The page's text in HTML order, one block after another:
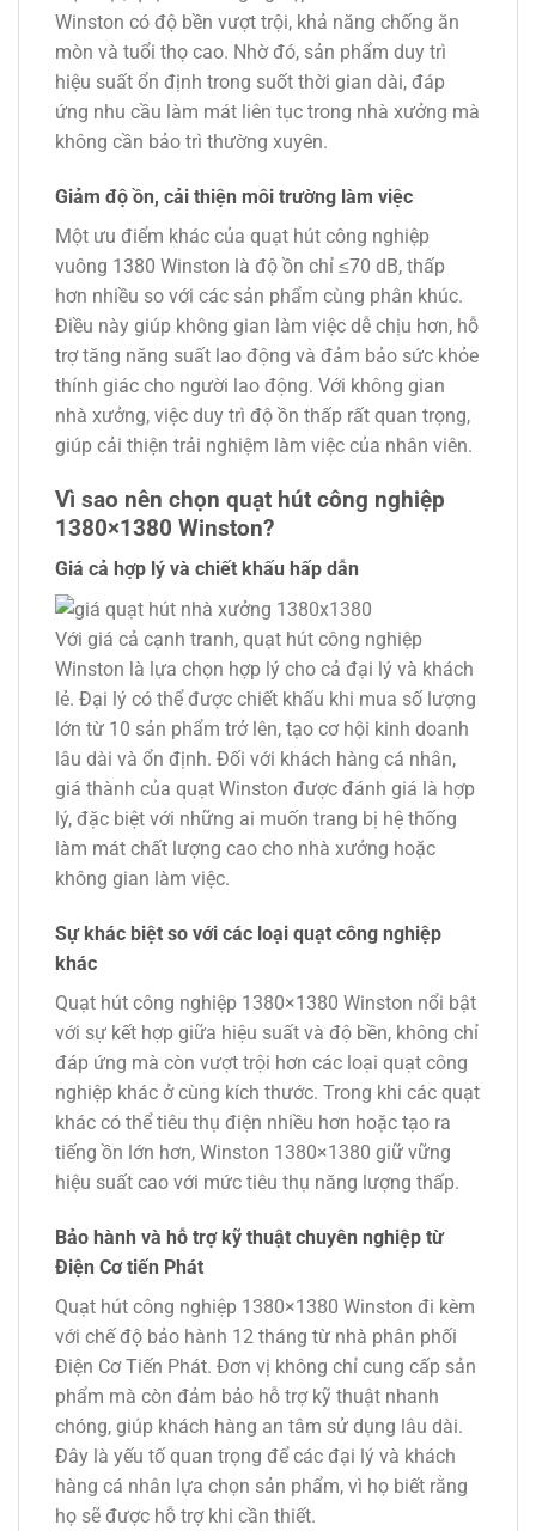
Winston có độ bền vượt trội, khả năng chống ăn
mòn và tuổi thọ cao. Nhờ đó, sản phẩm duy trì
hiệu suất ổn định trong suốt thời gian dài, đáp
ứng nhu cầu làm mát liên tục trong nhà xưởng mà
không cần bảo trì thường xuyên.
Giảm độ ồn, cải thiện môi trường làm việc
Một ưu điểm khác của quạt hút công nghiệp
vuông 1380 Winston là độ ồn chỉ ≤70 dB, thấp
hơn nhiều so với các sản phẩm cùng phân khúc.
Điều này giúp không gian làm việc dễ chịu hơn, hỗ
trợ tăng năng suất lao động và đảm bảo sức khỏe
thính giác cho người lao động. Với không gian
nhà xưởng, việc duy trì độ ồn thấp rất quan trọng,
giúp cải thiện trải nghiệm làm việc của nhân viên.
Vì sao nên chọn quạt hút công nghiệp
1380×1380 Winston?
Giá cả hợp lý và chiết khấu hấp dẫn
Với giá cả cạnh tranh, quạt hút công nghiệp
Winston là lựa chọn hợp lý cho cả đại lý và khách
lẻ. Đại lý có thể được chiết khấu khi mua số lượng
lớn từ 10 sản phẩm trở lên, tạo cơ hội kinh doanh
lâu dài và ổn định. Đối với khách hàng cá nhân,
giá thành của quạt Winston được đánh giá là hợp
lý, đặc biệt với những ai muốn trang bị hệ thống
làm mát chất lượng cao cho nhà xưởng hoặc
không gian làm việc.
Sự khác biệt so với các loại quạt công nghiệp
khác
Quạt hút công nghiệp 1380×1380 Winston nổi bật
với sự kết hợp giữa hiệu suất và độ bền, không chỉ
đáp ứng mà còn vượt trội hơn các loại quạt công
nghiệp khác ở cùng kích thước. Trong khi các quạt
khác có thể tiêu thụ điện nhiều hơn hoặc tạo ra
tiếng ồn lớn hơn, Winston 1380×1380 giữ vững
hiệu suất cao với mức tiêu thụ năng lượng thấp.
Bảo hành và hỗ trợ kỹ thuật chuyên nghiệp từ
Điện Cơ tiến Phát
Quạt hút công nghiệp 1380×1380 Winston đi kèm
với chế độ bảo hành 12 tháng từ nhà phân phối
Điện Cơ Tiến Phát. Đơn vị không chỉ cung cấp sản
phẩm mà còn đảm bảo hỗ trợ kỹ thuật nhanh
chóng, giúp khách hàng an tâm sử dụng lâu dài.
Đây là yếu tố quan trọng để các đại lý và khách
hàng cá nhân lựa chọn sản phẩm, vì họ biết rằng
họ sẽ được hỗ trợ khi cần thiết.